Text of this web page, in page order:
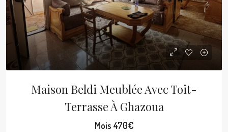
Maison Beldi Meublée Avec Toit-
Terrasse À Ghazoua
Mois 470€